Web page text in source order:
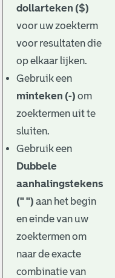
dollarteken ($)
voor uw zoekterm
voor resultaten die
op elkaar lijken.
Gebruik een
minteken (-) om
zoektermen uit te
sluiten.
Gebruik een
Dubbele
aanhalingstekens
(" ") aan het begin
en einde van uw
zoektermen om
naar de exacte
combinatie van